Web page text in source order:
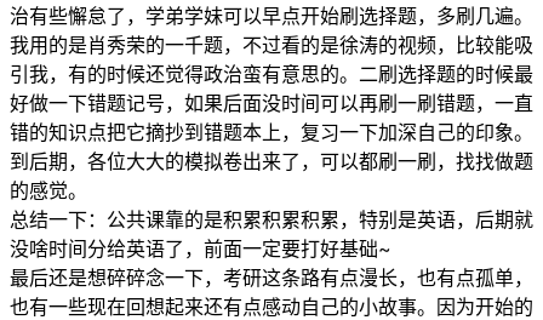
治有些懈怠了，学弟学妹可以早点开始刷选择题，多刷几遍。
我用的是肖秀荣的一千题，不过看的是徐涛的视频，比较能吸
引我，有的时候还觉得政治蛮有意思的。二刷选择题的时候最
好做一下错题记号，如果后面没时间可以再刷一刷错题，一直
错的知识点把它摘抄到错题本上，复习一下加深自己的印象。
到后期，各位大大的模拟卷出来了，可以都刷一刷，找找做题
的感觉。
总结一下：公共课靠的是积累积累积累，特别是英语，后期就
没啥时间分给英语了，前面一定要打好基础~
最后还是想碎碎念一下，考研这条路有点漫长，也有点孤单，
也有一些现在回想起来还有点感动自己的小故事。因为开始的